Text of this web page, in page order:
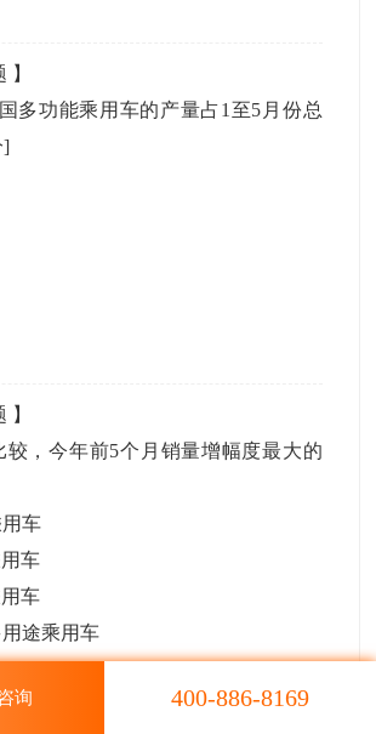
】
多功能乘用车的产量占1至5月份总
]
】
较，今年前5个月销量增幅度最大的
车
车
车
途乘用车
询 400-886-8169